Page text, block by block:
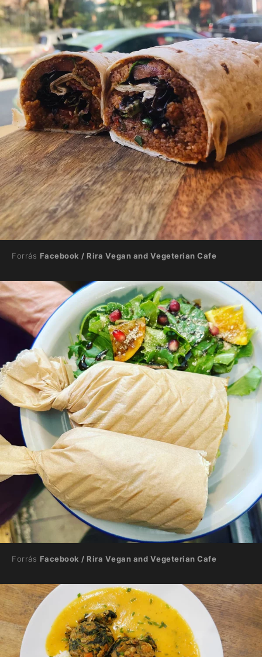
Forrás Facebook / Rira Vegan and Vegeterian Cafe
Forrás Facebook / Rira Vegan and Vegeterian Cafe